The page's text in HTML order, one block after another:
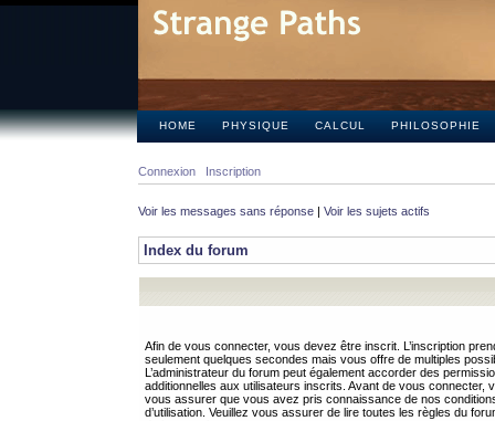
HOME PHYSIQUE CALCUL PHILOSOPHIE
Connexion Inscription
Voir les messages sans réponse | Voir les sujets actifs
Index du forum
Afin de vous connecter, vous devez être inscrit. L’inscription
seulement quelques secondes mais vous offre de multiples
L’administrateur du forum peut également accorder des
additionnelles aux utilisateurs inscrits. Avant de vous connecter,
vous assurer que vous avez pris connaissance de nos
d’utilisation. Veuillez vous assurer de lire toutes les règles du